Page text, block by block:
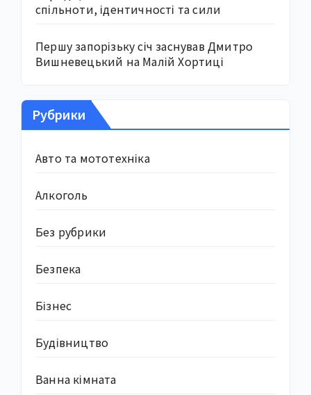
спільноти, ідентичності та сили
Першу запорізьку січ заснував Дмитро
Вишневецький на Малій Хортиці
Рубрики
Авто та мототехніка
Алкоголь
Без рубрики
Безпека
Бізнес
Будівництво
Ванна кімната